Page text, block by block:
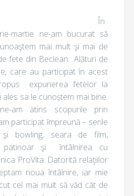
În
martie ne-am bucurat să
mai mult şi mai de
fete din Beclean. Alături de
care au participat în acest
expunerea fetelor la
sa le cunoștem mai bine.
am atins scopurile prin
participat împreună – serile
bowling, seara de film,
patinoar şi întâlnirea cu
ProVita. Datorită relaţiilor
noua întâlnire, iar mie
cel mai mult să văd căt de